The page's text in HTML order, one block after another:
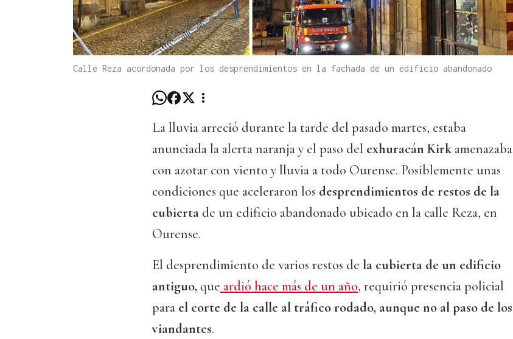
Calle Reza acordonada por los desprendimientos en la fachada de un edificio abandonado
La lluvia arreció durante la tarde del pasado martes, estaba
anunciada la alerta naranja y el paso del exhuracán Kirk amenazaba
con azotar con viento y lluvia a todo Ourense. Posiblemente unas
condiciones que aceleraron los desprendimientos de restos de la
cubierta de un edificio abandonado ubicado en la calle Reza, en
Ourense.
El desprendimiento de varios restos de la cubierta de un edificio
antiguo, que ardió hace más de un año, requirió presencia policial
para el corte de la calle al tráfico rodado, aunque no al paso de los
viandantes.